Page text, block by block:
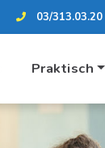
03/313.03.20
Praktisch